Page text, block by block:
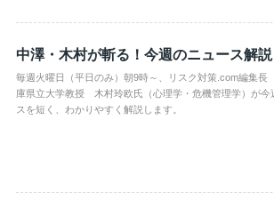
中澤・木村が斬る！今週のニュース解説
毎週火曜日（平日のみ）朝9時～、リスク対策.com編集
庫県立大学教授 木村玲欧氏（心理学・危機管理学）が今
スを短く、わかりやすく解説します。